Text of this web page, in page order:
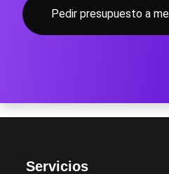
Pedir presupuesto a
Servicios